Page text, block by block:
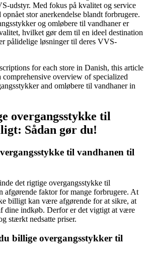
udstyr. Med fokus på kvalitet og service
stor anerkendelse blandt forbrugere.
og omløbere til vandhaner er
hvilket gør dem til en ideel destination
pålidelige løsninger til deres VVS-
for each store in Danish, this article
comprehensive overview of specialized
and omløbere til vandhaner in
overgangsstykke til
Sådan gør du!
til vandhanen til
det rigtige overgangsstykke til
afgørende faktor for mange forbrugere. At
billigt kan være afgørende for at sikre, at
dine indkøb. Derfor er det vigtigt at være
stærkt nedsatte priser.
billige overgangsstykker til